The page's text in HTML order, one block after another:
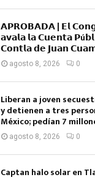
𝗔𝗣𝗥𝗢𝗕𝗔𝗗𝗔 | 𝗘𝗹
𝗮𝘃𝗮𝗹𝗮 𝗹𝗮 𝗖𝘂𝗲𝗻𝘁𝗮
𝗖𝗼𝗻𝘁𝗹𝗮 𝗱𝗲 𝗝𝘂𝗮𝗻
agosto 8, 2026 0
Liberan a joven
y detienen a tres
México; pedían 7
agosto 8, 2026 0
Captan halo solar en